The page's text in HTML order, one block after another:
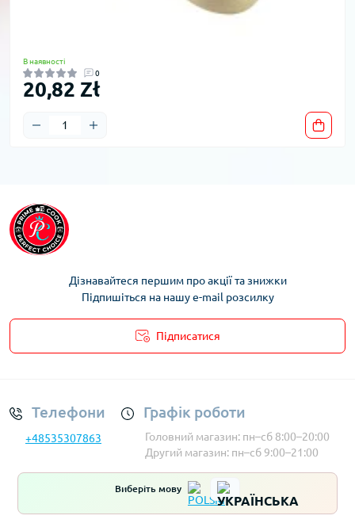
В наявності
0
20,82 Zł
Дізнавайтеся першим про акції та знижки
Підпишіться на нашу e-mail розсилку
Підписатися
Телефони
+48535307863
Графік роботи
Головний магазин: пн–сб 8:00–20:00
Другий магазин: пн–сб 9:00–21:00
Виберіть мову